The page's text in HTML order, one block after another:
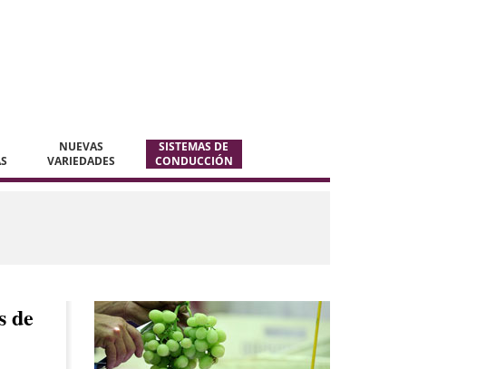
NUEVAS
VARIEDADES
SISTEMAS DE
CONDUCCIÓN
de